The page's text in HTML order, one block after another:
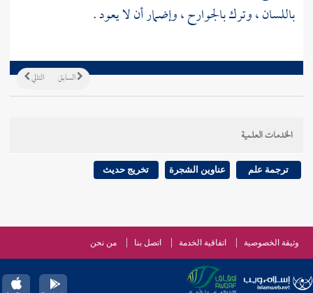
باللسان ، وترك بالجوارح ، وإضمار أن لا يعود .
التالي السابق
الخدمات العلمية
ترجمة علم عناوين الشجرة تخريج حديث
وثيقة الخصوصية اتفاقية الخدمة اتصل بنا من نحن